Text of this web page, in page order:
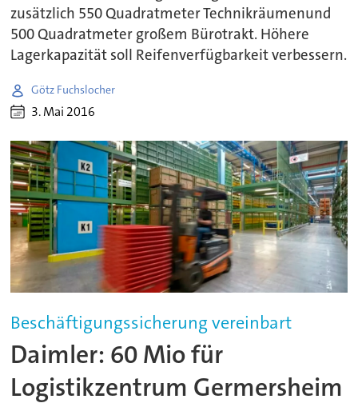
zusätzlich 550 Quadratmeter Technikräumenund
500 Quadratmeter großem Bürotrakt. Höhere
Lagerkapazität soll Reifenverfügbarkeit verbessern.
Götz Fuchslocher
3. Mai 2016
Beschäftigungssicherung vereinbart
Daimler: 60 Mio für
Logistikzentrum Germersheim